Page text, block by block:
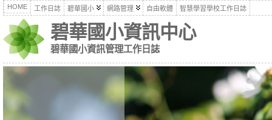
HOME 工作日誌 碧華國小 網路管理 自由軟體 智慧學習學校工作日誌
碧華國小資訊中心
碧華國小資訊管理工作日誌